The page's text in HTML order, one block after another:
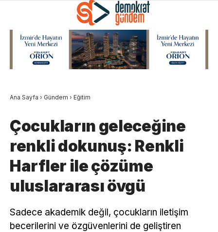
Ana Sayfa › Gündem › Eğitim
Çocukların geleceğine
renkli dokunuş: Renkli
Harfler ile çözüme
uluslararası övgü
Sadece akademik değil, çocukların iletişim
becerilerini ve özgüvenlerini de geliştiren